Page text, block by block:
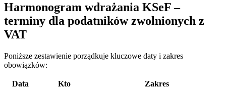
Harmonogram wdrażania KSeF –
terminy dla podatników zwolnionych z
VAT
Poniższe zestawienie porządkuje kluczowe daty i zakres
obowiązków:
Data Kto Zakres